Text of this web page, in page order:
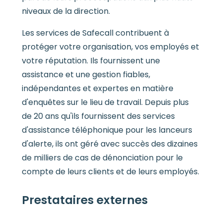
niveaux de la direction.
Les services de Safecall contribuent à
protéger votre organisation, vos employés et
votre réputation. Ils fournissent une
assistance et une gestion fiables,
indépendantes et expertes en matière
d'enquêtes sur le lieu de travail. Depuis plus
de 20 ans qu'ils fournissent des services
d'assistance téléphonique pour les lanceurs
d'alerte, ils ont géré avec succès des dizaines
de milliers de cas de dénonciation pour le
compte de leurs clients et de leurs employés.
Prestataires externes